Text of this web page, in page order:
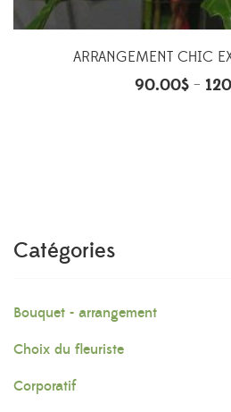
ARRANGEMENT CHIC
90.00$–
Catégories
Bouquet - arrangement
Choix du fleuriste
Corporatif